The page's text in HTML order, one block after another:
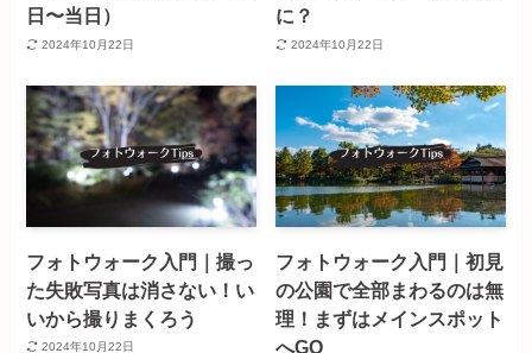
日〜当日）
2024年10月22日
に？
2024年10月22日
フォトウォーク入門｜撮っ
た失敗写真は消さない！い
いから撮りまくろう
2024年10月22日
フォトウォーク入門｜初見
の公園で全部まわるのは無
理！まずはメインスポット
へGO